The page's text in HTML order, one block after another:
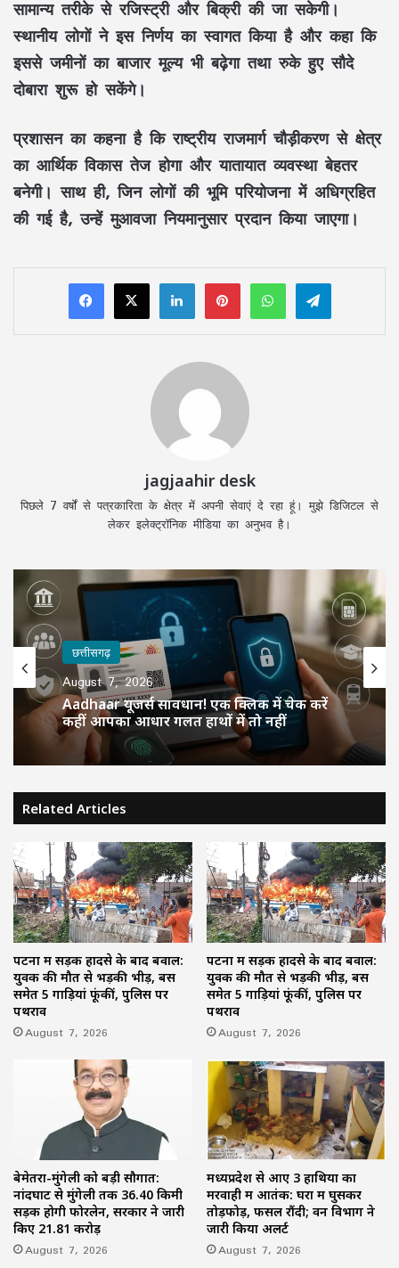
सामान्य तरीके से रजिस्ट्री और बिक्री की जा सकेगी।
स्थानीय लोगों ने इस निर्णय का स्वागत किया है और कहा कि
इससे जमीनों का बाजार मूल्य भी बढ़ेगा तथा रुके हुए सौदे
दोबारा शुरू हो सकेंगे।
प्रशासन का कहना है कि राष्ट्रीय राजमार्ग चौड़ीकरण से क्षेत्र
का आर्थिक विकास तेज होगा और यातायात व्यवस्था बेहतर
बनेगी। साथ ही, जिन लोगों की भूमि परियोजना में अधिग्रहित
की गई है, उन्हें मुआवजा नियमानुसार प्रदान किया जाएगा।
LinkedInPinterestWhatsAppTelegram
jagjaahir desk
पिछले 7 वर्षों से पत्रकारिता के क्षेत्र में अपनी सेवाएं दे रहा हूं। मुझे डिजिटल से
लेकर इलेक्ट्रॉनिक मीडिया का अनुभव है।
छत्तीसगढ़
August 7, 2026
Aadhaar यूजर्स सावधान! एक क्लिक में चेक करें
कहीं आपका आधार गलत हाथों में तो नहीं
Related Articles
पटना में सड़क हादसे के बाद बवाल:
युवक की मौत से भड़की भीड़, बस
समेत 5 गाड़ियां फूंकीं, पुलिस पर
पथराव
August 7, 2026
पटना में सड़क हादसे के बाद बवाल:
युवक की मौत से भड़की भीड़, बस
समेत 5 गाड़ियां फूंकीं, पुलिस पर
पथराव
August 7, 2026
बेमेतरा-मुंगेली को बड़ी सौगात:
नांदघाट से मुंगेली तक 36.40 किमी
सड़क होगी फोरलेन, सरकार ने जारी
किए 21.81 करोड़
August 7, 2026
मध्यप्रदेश से आए 3 हाथियों का
मरवाही में आतंक: घरों में घुसकर
तोड़फोड़, फसलें रौंदी; वन विभाग ने
जारी किया अलर्ट
August 7, 2026